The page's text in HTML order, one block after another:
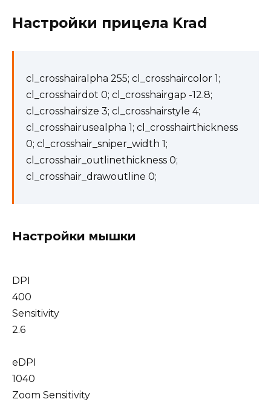
Настройки прицела Krad
cl_crosshairalpha 255; cl_crosshaircolor 1;
cl_crosshairdot 0; cl_crosshairgap -12.8;
cl_crosshairsize 3; cl_crosshairstyle 4;
cl_crosshairusealpha 1; cl_crosshairthickness
0; cl_crosshair_sniper_width 1;
cl_crosshair_outlinethickness 0;
cl_crosshair_drawoutline 0;
Настройки мышки
DPI
400
Sensitivity
2.6
eDPI
1040
Zoom Sensitivity